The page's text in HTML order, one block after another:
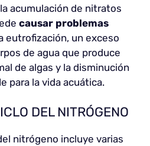
acumulación de nitratos
causar problemas
eutrofización, un exceso
de agua que produce
de algas y la disminución
para la vida acuática.
DEL NITRÓGENO
nitrógeno incluye varias